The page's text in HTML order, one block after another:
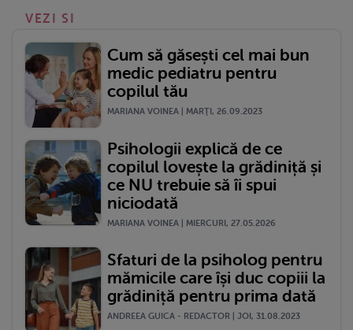
VEZI SI
Cum să găsești cel mai bun
medic pediatru pentru
copilul tău
MARIANA VOINEA | MARŢI, 26.09.2023
Psihologii explică de ce
copilul lovește la grădiniță și
ce NU trebuie să îi spui
niciodată
MARIANA VOINEA | MIERCURI, 27.05.2026
Sfaturi de la psiholog pentru
mămicile care își duc copiii la
grădiniță pentru prima dată
ANDREEA GUICA - REDACTOR | JOI, 31.08.2023